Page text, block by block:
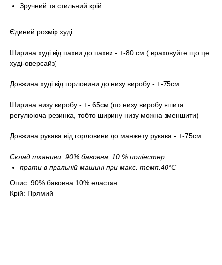
Зручний та стильний крій
Єдиний розмір худі.
Ширина худі від пахви до пахви - +-80 см ( враховуйте що це
худі-оверсайз)
Довжина худі від горловини до низу виробу - +-75см
Ширина низу виробу - +- 65см (по низу виробу вшита
регулююча резинка, тобто ширину низу можна зменшити)
Довжина рукава від горловини до манжету рукава - +-75см
Склад тканини: 90% бавовна, 10 % поліестер
прати в пральній машині при макс. темп.40°С
Опис: 90% бавовна 10% еластан
Крій: Прямий